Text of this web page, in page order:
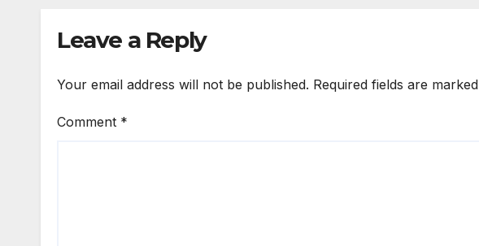
Leave a Reply
Your email address will not be published. Required fields are marked
Comment *